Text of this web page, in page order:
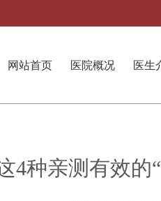
网站首页 医院概况 医生
4种亲测有效的